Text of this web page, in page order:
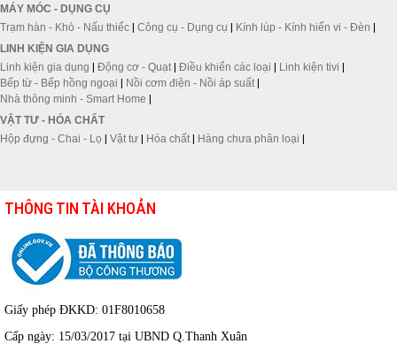
MÁY MÓC - DỤNG CỤ
Trạm hàn - Khò - Nấu thiếc | Công cụ - Dụng cụ | Kính lúp - Kính hiển vi - Đèn |
LINH KIỆN GIA DỤNG
Linh kiện gia dụng | Động cơ - Quạt | Điều khiển các loại | Linh kiện tivi |
Bếp từ - Bếp hồng ngoại | Nồi cơm điện - Nồi áp suất |
Nhà thông minh - Smart Home |
VẬT TƯ - HÓA CHẤT
Hộp đựng - Chai - Lọ | Vật tư | Hóa chất | Hàng chưa phân loại |
THÔNG TIN TÀI KHOẢN
Giấy phép ĐKKD: 01F8010658
Cấp ngày: 15/03/2017 tại UBND Q.Thanh Xuân